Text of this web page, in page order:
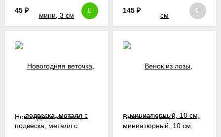
45 ₽ 145 ₽
Новогодняя веточка,
подвеска, металл с
Венок из лозы,
миниатюрный, 10 см,